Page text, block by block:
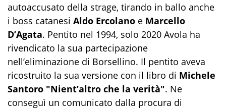
autoaccusato della strage, tirando in ballo anche
i boss catanesi Aldo Ercolano e Marcello
D’Agata. Pentito nel 1994, solo 2020 Avola ha
rivendicato la sua partecipazione
nell’eliminazione di Borsellino. Il pentito aveva
ricostruito la sua versione con il libro di Michele
Santoro "Nient’altro che la verità". Ne
conseguì un comunicato dalla procura di